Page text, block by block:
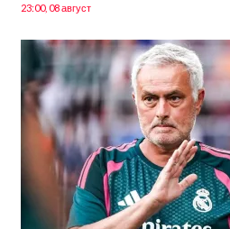
23:00, 08 август